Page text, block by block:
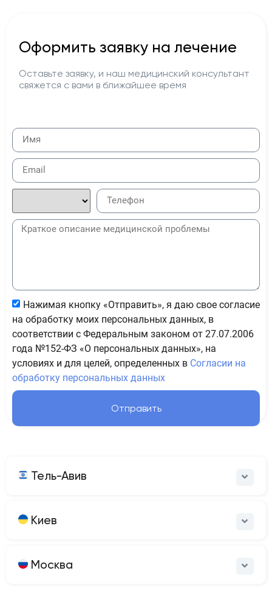
Оформить заявку на лечение
Оставьте заявку, и наш медицинский консультант
свяжется с вами в ближайшее время
Нажимая кнопку «Отправить», я даю свое согласие
на обработку моих персональных данных, в
соответствии с Федеральным законом от 27.07.2006
года №152-ФЗ «О персональных данных», на
условиях и для целей, определенных в Согласии на
обработку персональных данных
Отправить
Тель-Авив
Киев
Москва